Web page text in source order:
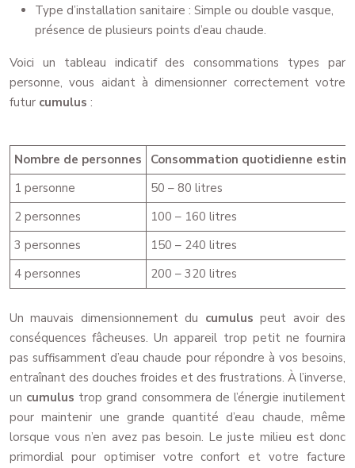
Type d’installation sanitaire : Simple ou double vasque,
présence de plusieurs points d’eau chaude.
Voici un tableau indicatif des consommations types par
personne, vous aidant à dimensionner correctement votre
futur cumulus :
Nombre de personnes
Consommation quotidienne
1 personne
50 – 80 litres
2 personnes
100 – 160 litres
3 personnes
150 – 240 litres
4 personnes
200 – 320 litres
Un mauvais dimensionnement du cumuluspeut avoir des
conséquences fâcheuses. Un appareil trop petit ne fournira
pas suffisamment d’eau chaude pour répondre à vos besoins,
entraînant des douches froides et des frustrations. À l’inverse,
un cumulus trop grand consommera de l’énergie inutilement
pour maintenir une grande quantité d’eau chaude, même
lorsque vous n’en avez pas besoin. Le juste milieu est donc
primordial pour optimiser votre confort et votre facture